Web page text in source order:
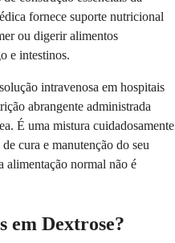
fornece suporte nutricional
ou digerir alimentos
e intestinos.
intravenosa em hospitais
abrangente administrada
É uma mistura cuidadosamente
cura e manutenção do seu
alimentação normal não é
em Dextrose?